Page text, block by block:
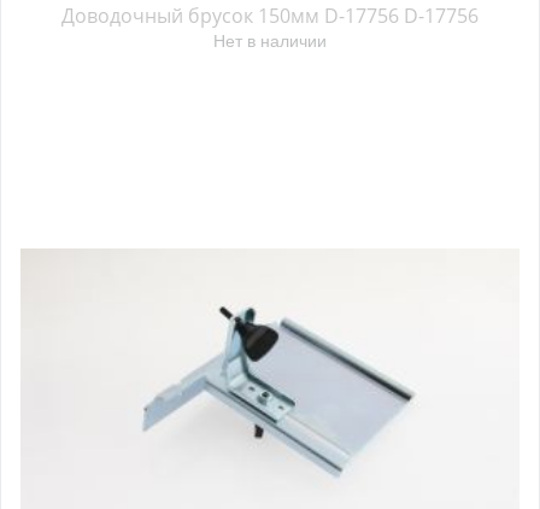
Доводочный брусок 150мм D-17756 D-17756
Нет в наличии